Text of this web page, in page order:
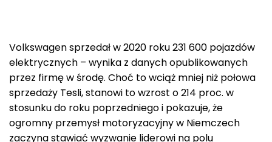
Volkswagen sprzedał w 2020 roku 231 600 pojazdów
elektrycznych – wynika z danych opublikowanych
przez firmę w środę. Choć to wciąż mniej niż połowa
sprzedaży Tesli, stanowi to wzrost o 214 proc. w
stosunku do roku poprzedniego i pokazuje, że
ogromny przemysł motoryzacyjny w Niemczech
zaczyna stawiać wyzwanie liderowi na polu